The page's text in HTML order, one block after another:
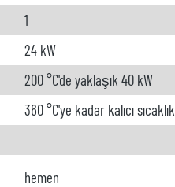
1
24 kW
200 °C'de yaklaşık 40 kW
360 °C'ye kadar kalıcı sıcaklık
hemen